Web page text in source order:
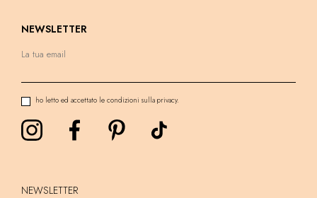
NEWSLETTER
ho letto ed accettato le condizioni sulla privacy.
NEWSLETTER